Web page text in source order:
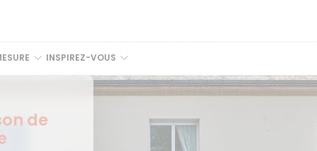
INSPIREZ-VOUS
de